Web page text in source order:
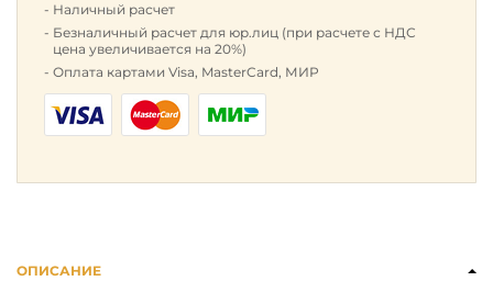
Наличный расчет
Безналичный расчет для юр.лиц (при расчете с НДС
цена увеличивается на 20%)
Оплата картами Visa, MasterCard, МИР
ОПИСАНИЕ